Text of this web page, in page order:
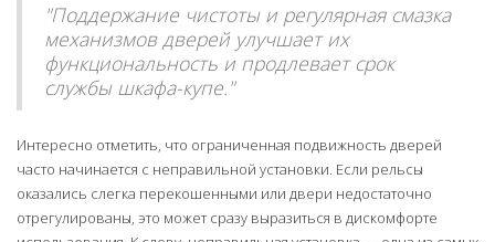
"Поддержание чистоты и регулярная смазка
механизмов дверей улучшает их
функциональность и продлевает срок
службы шкафа-купе."
Интересно отметить, что ограниченная подвижность дверей
часто начинается с неправильной установки. Если рельсы
оказались слегка перекошенными или двери недостаточно
отрегулированы, это может сразу выразиться в дискомфорте